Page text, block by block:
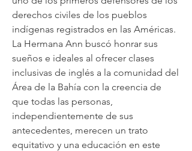
derechos civiles de los pueblos
indígenas registrados en las Américas.
La Hermana Ann buscó honrar sus
sueños e ideales al ofrecer clases
inclusivas de inglés a la comunidad del
Área de la Bahía con la creencia de
que todas las personas,
independientemente de sus
antecedentes, merecen un trato
equitativo y una educación en este